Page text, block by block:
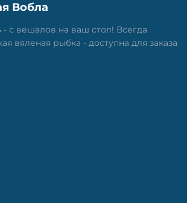
Вобла
- с вешалов на ваш стол! Всегда
вяленая рыбка - доступна для заказа